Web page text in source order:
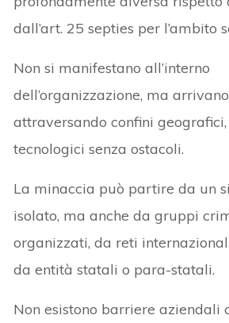
dall’art. 25 septies per l’ambito
Non si manifestano all’interno
dell’organizzazione, ma
attraversando confini
tecnologici senza ostacoli.
La minaccia può partire da un
isolato, ma anche da gruppi
organizzati, da reti
da entità statali o para-statali.
Non esistono barriere aziendali